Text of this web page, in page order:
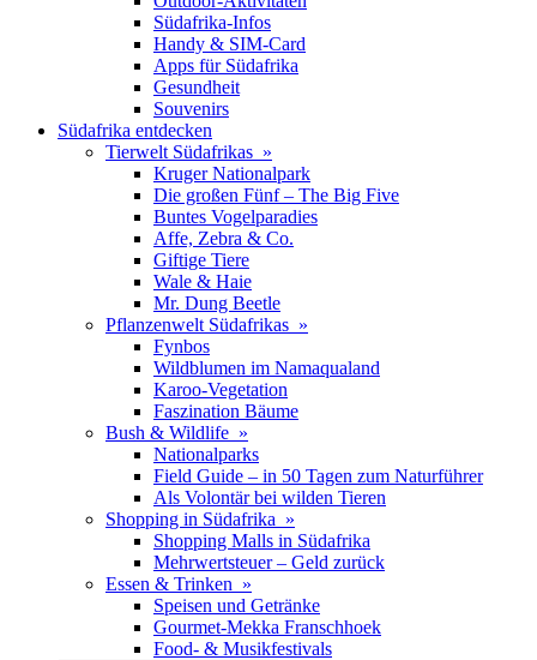
Südafrika-Infos
Handy & SIM-Card
Apps für Südafrika
Gesundheit
Souvenirs
Südafrika entdecken
Tierwelt Südafrikas »
Kruger Nationalpark
Die großen Fünf – The Big Five
Buntes Vogelparadies
Affe, Zebra & Co.
Giftige Tiere
Wale & Haie
Mr. Dung Beetle
Pflanzenwelt Südafrikas »
Fynbos
Wildblumen im Namaqualand
Karoo-Vegetation
Faszination Bäume
Bush & Wildlife »
Nationalparks
Field Guide – in 50 Tagen zum Naturführer
Als Volontär bei wilden Tieren
Shopping in Südafrika »
Shopping Malls in Südafrika
Mehrwertsteuer – Geld zurück
Essen & Trinken »
Speisen und Getränke
Gourmet-Mekka Franschhoek
Food- & Musikfestivals